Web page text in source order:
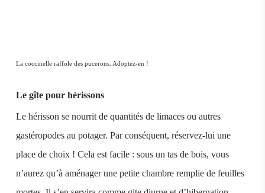
La coccinelle raffole des pucerons. Adoptez-en !
Le gîte pour hérissons
Le hérisson se nourrit de quantités de limaces ou autres
gastéropodes au potager. Par conséquent, réservez-lui une
place de choix ! Cela est facile : sous un tas de bois, vous
n’aurez qu’à aménager une petite chambre remplie de feuilles